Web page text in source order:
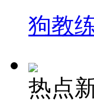
狗教
热点